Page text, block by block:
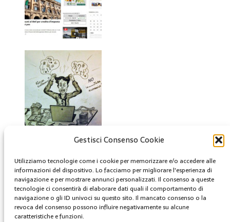
Gestisci Consenso Cookie
Utilizziamo tecnologie come i cookie per memorizzare e/o accedere alle
informazioni del dispositivo. Lo facciamo per migliorare l'esperienza di
navigazione e per mostrare annunci personalizzati. Il consenso a queste
tecnologie ci consentirà di elaborare dati quali il comportamento di
navigazione o gli ID univoci su questo sito. Il mancato consenso o la
revoca del consenso possono influire negativamente su alcune
caratteristiche e funzioni.
Questa opera è concessa in licenza con i termini
CC BY 4.0
Archivi